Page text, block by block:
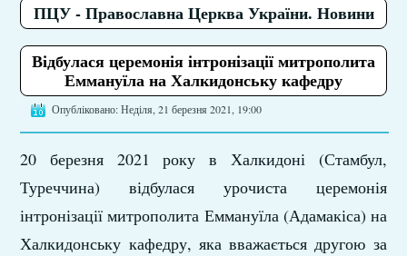
ПЦУ - Православна Церква України. Новини
Відбулася церемонія інтронізації митрополита
Еммануїла на Халкидонську кафедру
Опубліковано: Неділя, 21 березня 2021, 19:00
20 березня 2021 року в Халкидоні (Стамбул,
Туреччина) відбулася урочиста церемонія
інтронізації митрополита Еммануїла (Адамакіса) на
Халкидонську кафедру, яка вважається другою за